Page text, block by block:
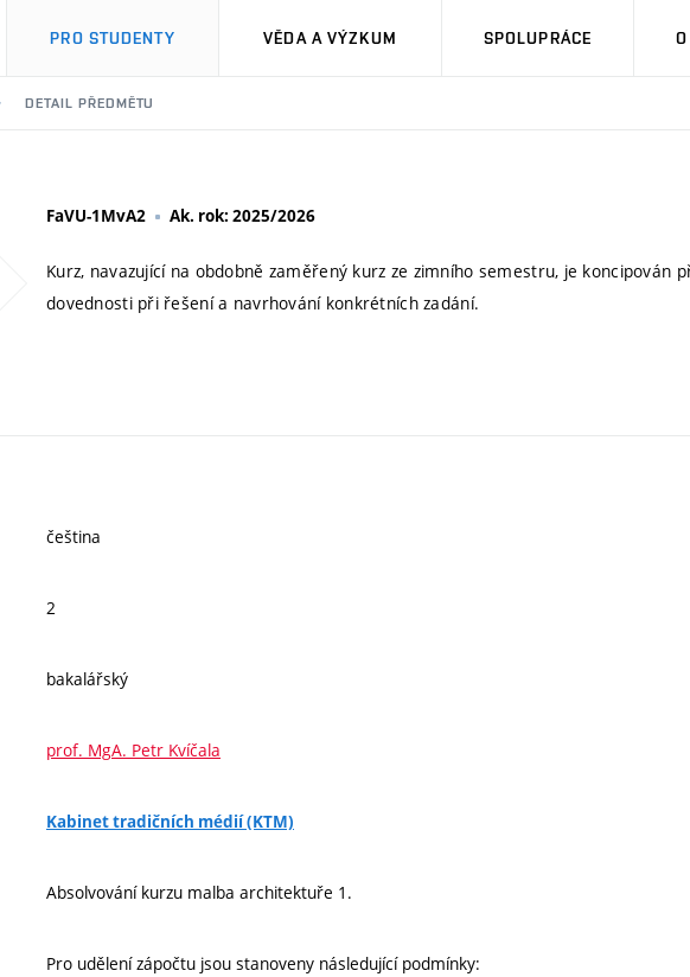
PRO STUDENTY VĚDA A VÝZKUM SPOLUPRÁCE
DETAIL PŘEDMĚTU
FaVU-1MvA2 Ak. rok: 2025/2026
Kurz, navazující na obdobně zaměřený kurz ze zimního semestru, je koncipován
dovednosti při řešení a navrhování konkrétních zadání.
čeština
2
bakalářský
prof. MgA. Petr Kvíčala
Kabinet tradičních médií (KTM)
Absolvování kurzu malba architektuře 1.
Pro udělení zápočtu jsou stanoveny následující podmínky: